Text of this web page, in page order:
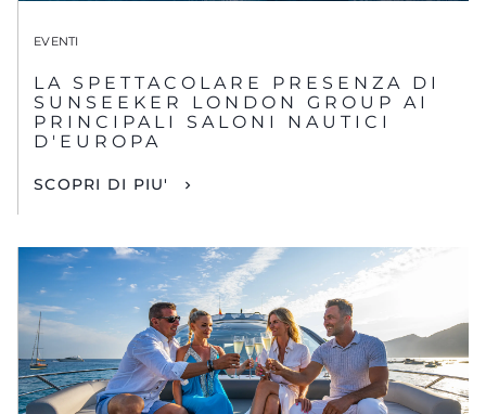
EVENTI
LA SPETTACOLARE PRESENZA DI
SUNSEEKER LONDON GROUP AI
PRINCIPALI SALONI NAUTICI
D'EUROPA
SCOPRI DI PIU'